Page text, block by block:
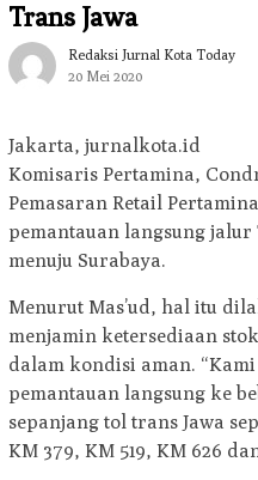
Trans Jawa
Redaksi Jurnal Kota Today
20 Mei 2020
Jakarta, jurnalkota.id
Komisaris Pertamina,
Pemasaran Retail
pemantauan langsung
menuju Surabaya.
Menurut Mas’ud, hal itu
menjamin ketersediaan
dalam kondisi aman.
pemantauan langsung ke
sepanjang tol trans Jawa
KM 379, KM 519, KM 626